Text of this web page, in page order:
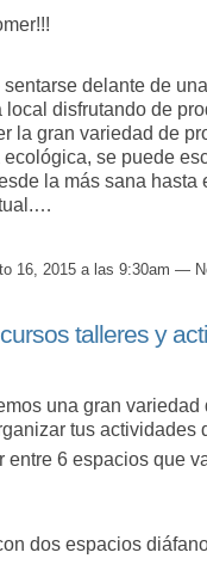
delante de
disfrutando de
la gran variedad de
se puede
la más sana hasta
16, 2015 a las 9:30am —
talleres y
una gran variedad
tus actividades
entre 6 espacios que
dos espacios